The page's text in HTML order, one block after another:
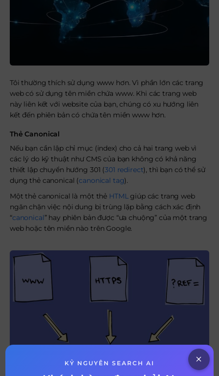
Tôi thường thích sử dụng www hơn. Vì phần lớn các trang
web có sử dụng tên miền chứa www. Khi các trang web
này liên kết với website của bạn, chúng có xu hướng liên
kết đến phiên bản có chứa tên miền www hơn.
Thẻ Canonical
Nếu bạn cần lập chỉ mục (index) cho cả hai trang web vì
các lý do kỹ thuật như CMS của bạn không có khả năng
thiết lập chuyển hướng 301 (301 redirect), thì bạn có thể sử
dụng thẻ canonical (canonical tag).
Một thẻ canonical là một thẻ HTMLgiúp các trang web
ngăn chặn việc nội dung bị trùng lặp bằng cách xác định
“canonical” hay phiên bản được “ưa chuộng” của một trang
web hoặc tên miền nào trên Google.
KỶ NGUYÊN SEARCH AI